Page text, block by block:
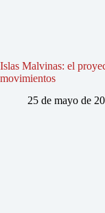
Islas Malvinas: el
movimientos
25 de mayo de